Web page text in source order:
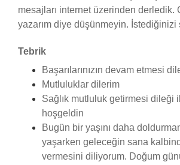
mesajları internet üzerinden derledik.
yazarım diye düşünmeyin. İstediğinizi
Tebrik
Başarılarınızın devam etmesi
Mutluluklar dilerim
Sağlık mutluluk getirmesi dileği
hoşgeldin
Bugün bir yaşını daha
yaşarken geleceğin sana
vermesini diliyorum. Doğum